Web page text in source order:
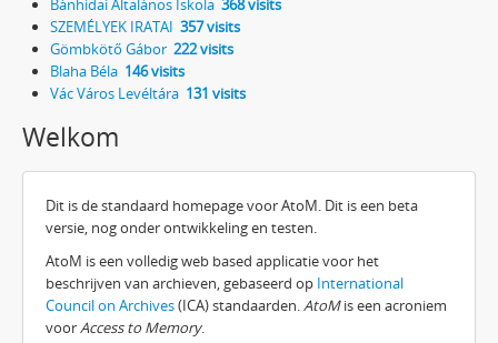
Bánhidai Általános Iskola 368 visits
SZEMÉLYEK IRATAI 357 visits
Gömbkötő Gábor 222 visits
Blaha Béla 146 visits
Vác Város Levéltára 131 visits
Welkom
Dit is de standaard homepage voor AtoM. Dit is een beta
versie, nog onder ontwikkeling en testen.
AtoM is een volledig web based applicatie voor het
beschrijven van archieven, gebaseerd op International
Council on Archives(ICA) standaarden.AtoMis een acroniem
voorAccess to Memory.